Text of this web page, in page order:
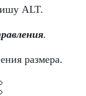
ALT.
.
размера.